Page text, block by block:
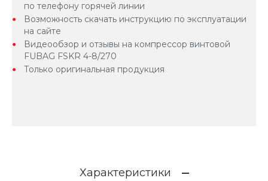
по телефону горячей линии
Возможность скачать инструкцию по эксплуатации
на сайте
Видеообзор и отзывы на компрессор винтовой
FUBAG FSKR 4-8/270
Только оригинальная продукция
Характеристики